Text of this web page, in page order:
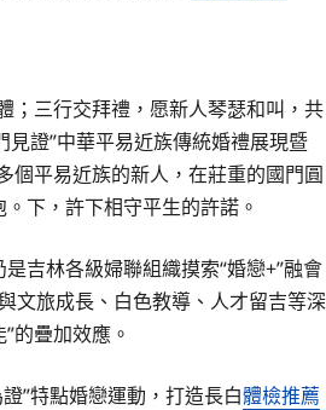
；三行交拜禮，愿新人琴瑟和叫，共
見證”中華平易近族傳統婚禮展現暨
個平易近族的新人，在莊重的國門圓
下，許下相守平生的許諾。
吉林各級婦聯組織摸索“婚戀+”融會
文旅成長、白色教導、人才留吉等深
的疊加效應。
”特點婚戀運動，打造長白體檢推薦